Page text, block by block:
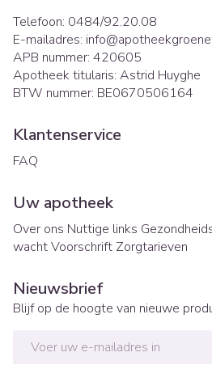
Telefoon: 0484/92.20.08
E-mailadres: info@
APB nummer: 420605
Apotheek titularis: Astrid Huyghe
BTW nummer: BE0670506164
Klantenservice
FAQ
Uw apotheek
Over ons Nuttige links
wachtVoorschrift Zorgtarieven
Nieuwsbrief
Blijf op de hoogte van nieuwe